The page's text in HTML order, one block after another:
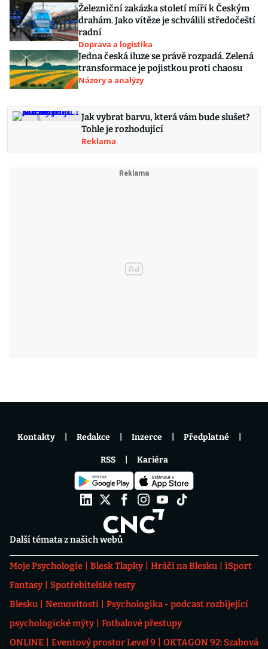
Železniční zakázka století míří k Českým
drahám. Jako vítěze je schválili středočeští
radní
Doprava a logistika
Jedna česká iluze se právě rozpadá. Zelená
transformace je pojistkou proti chaosu
Názory a analýzy
Jak vybrat barvu, která vám bude slušet?
Tohle je rozhodující
Reklama
Další témata z našich webů
Moje Psychologie Blesk Tlapky Hráči na Blesku
iSport
Fantasy
Spotřebitelské testy
Blesku
Nemovitosti
Psychologika - podcast rozbíjející
psychologické mýty
Fotbalové přestupy
ONLINE
Eventový prostor Level 9
OKTAGON 92: Szabová
Kontakty Redakce Inzerce Předplatné
RSS Kariéra